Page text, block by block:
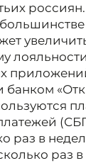
россиян.
банком
раз в
раз